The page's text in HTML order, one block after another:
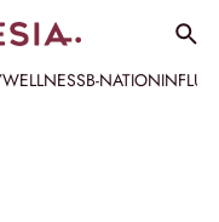
WELLNESSB-NATION